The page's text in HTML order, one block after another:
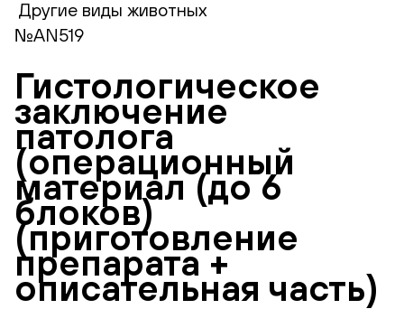
Другие виды животных
№AN519
Гистологическое
заключение
патолога
(операционный
материал (до 6
блоков)
(приготовление
препарата +
описательная часть)